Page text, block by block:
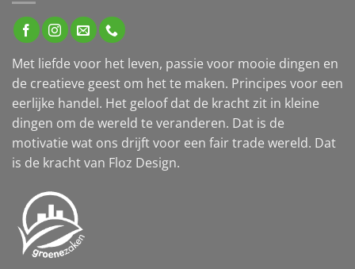
Met liefde voor het leven, passie voor mooie dingen en
de creatieve geest om het te maken. Principes voor een
eerlijke handel. Het geloof dat de kracht zit in kleine
dingen om de wereld te veranderen. Dat is de
motivatie wat ons drijft voor een fair trade wereld. Dat
is de kracht van Floz Design.